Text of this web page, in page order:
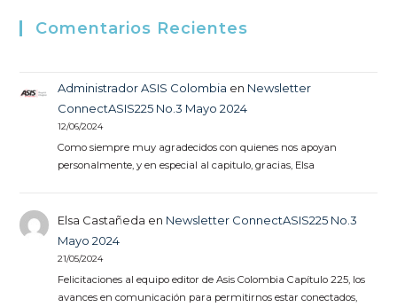
Comentarios Recientes
Administrador ASIS Colombia en Newsletter
ConnectASIS225 No.3 Mayo 2024
12/06/2024
Como siempre muy agradecidos con quienes nos apoyan
personalmente, y en especial al capitulo, gracias, Elsa
Elsa Castañeda en Newsletter ConnectASIS225 No.3
Mayo 2024
21/05/2024
Felicitaciones al equipo editor de Asis Colombia Capítulo 225, los
avances en comunicación para permitirnos estar conectados,